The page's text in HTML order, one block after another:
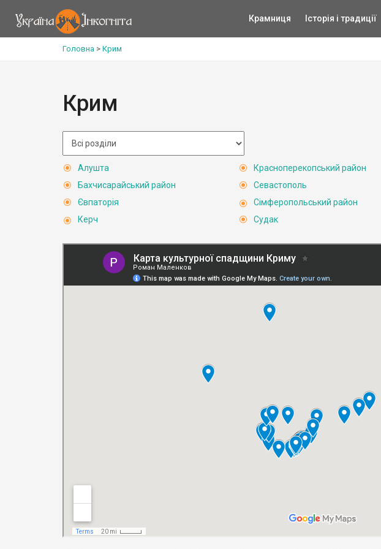
Крамниця Історія і традиції
Головна > Крим
Крим
Алушта
Бахчисарайський район
Євпаторія
Керч
Красноперекопський район
Севастополь
Сімферопольський район
Судак